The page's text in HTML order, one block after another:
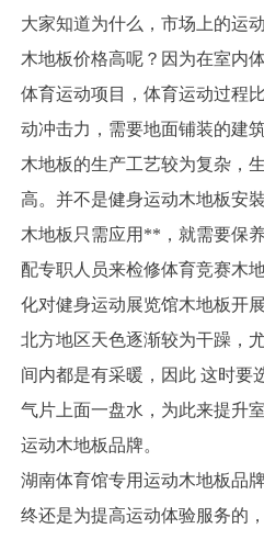
大家知道为什么，市场上的运
木地板价格高呢？因为在室内
体育运动项目，体育运动过程
动冲击力，需要地面铺装的建
木地板的生产工艺较为复杂，
高。并不是健身运动木地板安
木地板只需应用**，就需要保
配专职人员来检修体育竞赛木
化对健身运动展览馆木地板开
北方地区天色逐渐较为干躁，
间内都是有采暖，因此 这时要
气片上面一盘水，为此来提升
运动木地板品牌。
湖南体育馆专用运动木地板品
终还是为提高运动体验服务的